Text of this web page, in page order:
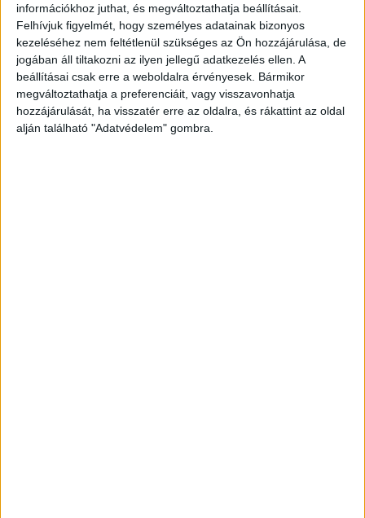
információkhoz juthat, és megváltoztathatja beállításait.
Felhívjuk figyelmét, hogy személyes adatainak bizonyos
kezeléséhez nem feltétlenül szükséges az Ön hozzájárulása, de
jogában áll tiltakozni az ilyen jellegű adatkezelés ellen. A
beállításai csak erre a weboldalra érvényesek. Bármikor
megváltoztathatja a preferenciáit, vagy visszavonhatja
hozzájárulását, ha visszatér erre az oldalra, és rákattint az oldal
alján található "Adatvédelem" gombra.
Egy talk show-ban Emilia Clarke elárulta, hogy szereti Matt
LeBlancot, aki a legendás sorával válaszolt: „Hogy vagy?”